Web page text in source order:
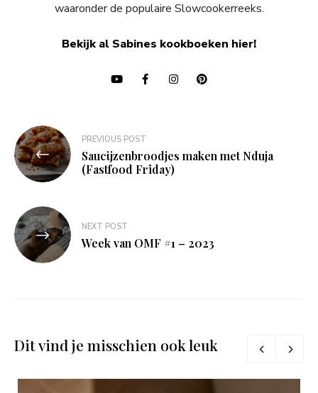
waaronder de populaire Slowcookerreeks.
Bekijk al Sabines kookboeken hier!
Bericht
navigatie
PREVIOUS POST
Saucijzenbroodjes maken met Nduja
(Fastfood Friday)
NEXT POST
Week van OMF #1 – 2023
Dit vind je misschien ook leuk